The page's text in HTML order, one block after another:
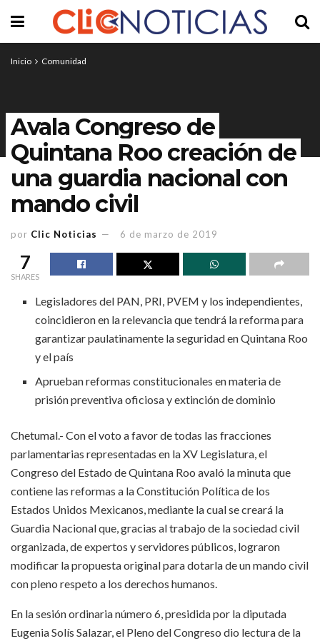
Inicio Comunidad
Avala Congreso de
Quintana Roo creación de
una guardia nacional con
mando civil
por Clic Noticias 6 de marzo de 2019
7
SHARES
Legisladores del PAN, PRI, PVEM y los independientes,
coincidieron en la relevancia que tendrá la reforma para
garantizar paulatinamente la seguridad en Quintana Roo
y el país
Aprueban reformas constitucionales en materia de
prisión preventiva oficiosa y extinción de dominio
Chetumal.- Con el voto a favor de todas las fracciones
parlamentarias representadas en la XV Legislatura, el
Congreso del Estado de Quintana Roo avaló la minuta que
contiene las reformas a la Constitución Política de los
Estados Unidos Mexicanos, mediante la cual se creará la
Guardia Nacional que, gracias al trabajo de la sociedad civil
organizada, de expertos y servidores públicos, lograron
modificar la propuesta original para dotarla de un mando civil
con pleno respeto a los derechos humanos.
En la sesión ordinaria número 6, presidida por la diputada
Eugenia Solís Salazar, el Pleno del Congreso dio lectura de la